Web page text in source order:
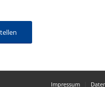
Impressum